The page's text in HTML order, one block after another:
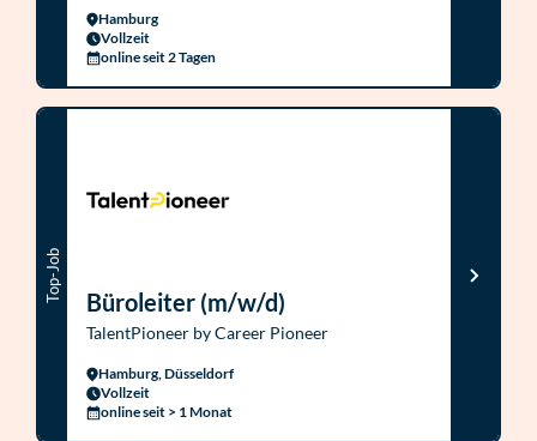
Hamburg
Vollzeit
online seit 2 Tagen
Top-Job Büroleiter (m/w/d)
TalentPioneer by Career Pioneer
Hamburg, Düsseldorf
Vollzeit
online seit > 1 Monat